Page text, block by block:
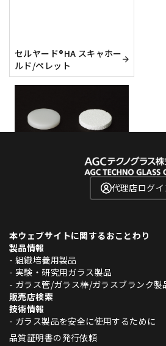
セルヤード®HA スキャホー
ルド/ペレット
代理店ログイ
本ウェブサイトに関するおことわり
製品情報
- 組織培養用製品
- 実験・研究用ガラス製品
- ガラス管/ガラス棒/ガラスブランク製
販売店検索
技術情報
- ガラス製品を安全に使用するために
品質証明書の発行依頼